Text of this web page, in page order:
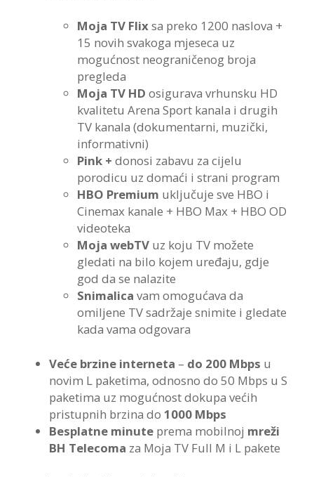
Moja TV Flixsa preko 1200 naslova +
15 novih svakoga mjeseca uz
mogućnost neograničenog broja
pregleda
Moja TV HD osigurava vrhunsku HD
kvalitetu Arena Sport kanala i drugih
TV kanala (dokumentarni, muzički,
informativni)
Pink + donosi zabavu za cijelu
porodicu uz domaći i strani program
HBO Premium uključuje sve HBO i
Cinemax kanale + HBO Max + HBO OD
videoteka
Moja webTV uz koju TV možete
gledati na bilo kojem uređaju, gdje
god da se nalazite
Snimalica vam omogućava da
omiljene TV sadržaje snimite i gledate
kada vama odgovara
Veće brzine interneta – do 200 Mbps u
novim L paketima, odnosno do 50 Mbps u S
paketima uz mogućnost dokupa većih
pristupnih brzina do 1000 Mbps
Besplatne minute prema mobilnoj mreži
BH Telecoma za Moja TV Full M i L pakete